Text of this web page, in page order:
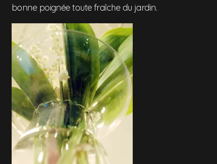
bonne poignée toute fraîche du jardin.